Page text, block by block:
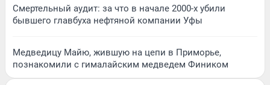
Смертельный аудит: за что в начале 2000-х убили
бывшего главбуха нефтяной компании Уфы
Медведицу Майю, жившую на цепи в Приморье,
познакомили с гималайским медведем Фиником